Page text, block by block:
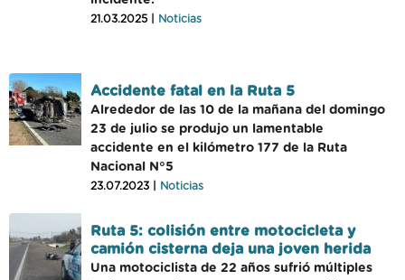
21.03.2025 | Noticias
Accidente fatal en la Ruta 5
Alrededor de las 10 de la mañana del domingo
23 de julio se produjo un lamentable
accidente en el kilómetro 177 de la Ruta
Nacional N°5
23.07.2023 | Noticias
Ruta 5: colisión entre motocicleta y
camión cisterna deja una joven herida
Una motociclista de 22 años sufrió múltiples